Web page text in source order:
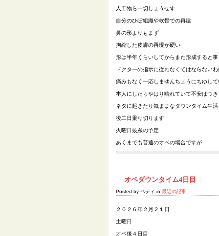
人工物ら一切しょうせす
自分のひぼ組織や軟骨での再建
鼻の形よりもまず
拘縮した皮膚の再現が硬い
形は半年くらいしてからまた形成すると事
ドクターの指示に従わなくてはならない
痛みもなく一応しまゆんちょうにちゆし
本人にしたらやはり晴れていて不安はつ
ネタに起きたり気ままなダウンタイム生活
後二日乗り切ります
火曜日抜糸の予定
あくまでも普通のオベの場合ですが
オペダウンタイム4日目
Posted by ベティ in 最近の記事
２０２６年２月２１日
土曜日
オペ後４日目